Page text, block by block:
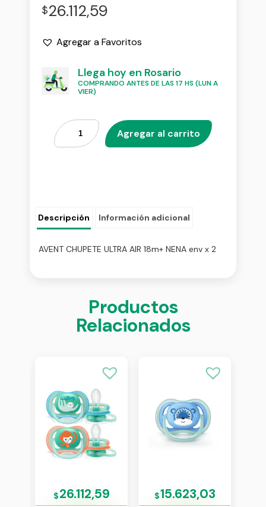
$26.112,59
Agregar a Favoritos
Llega hoy en Rosario
COMPRANDO ANTES DE LAS 17 HS (LUN A
VIER)
Agregar al carrito
Descripción Información adicional
AVENT CHUPETE ULTRA AIR 18m+ NENA env x 2
Productos
Relacionados
$26.112,59 $15.623,03